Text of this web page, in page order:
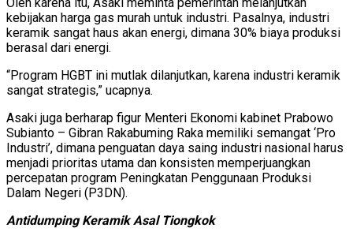
kebijakan harga gas murah untuk industri. Pasalnya, industri
keramik sangat haus akan energi, dimana 30% biaya produksi
berasal dari energi.
“Program HGBT ini mutlak dilanjutkan, karena industri keramik
sangat strategis,” ucapnya.
Asaki juga berharap figur Menteri Ekonomi kabinet Prabowo
Subianto – Gibran Rakabuming Raka memiliki semangat ‘Pro
Industri’, dimana penguatan daya saing industri nasional harus
menjadi prioritas utama dan konsisten memperjuangkan
percepatan program Peningkatan Penggunaan Produksi
Dalam Negeri (P3DN).
Antidumping Keramik Asal Tiongkok